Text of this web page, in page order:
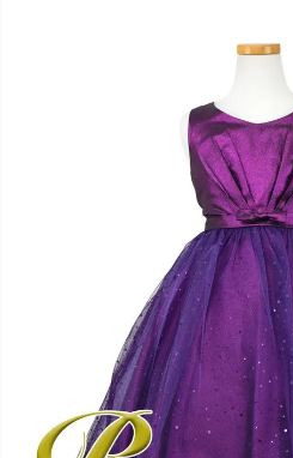
コスチューム
発表会・コンクール
Graduation & Entrance
卒業式・入学式
予約・配送・返却・料金
あんしんパック
汚れ・キズ・破損の補償
Buy & Support ご購入・サポート
実店舗 つくば店
茨城県土浦市大町14-16-1F
10:00–18:00（完全予約制）
月曜日
店舗を予約する →